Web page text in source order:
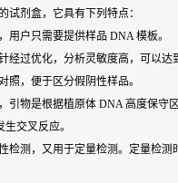
试剂盒，它具有下列特点：
用户只需要提供样品 DNA 模板。
经过优化，分析灵敏度高，可以达
照，便于区分假阴性样品。
引物是根据植原体 DNA 高度保守
交叉反应。
检测，又用于定量检测。定量检测